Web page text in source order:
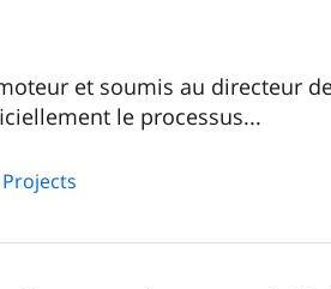
et soumis au directeur
le processus...